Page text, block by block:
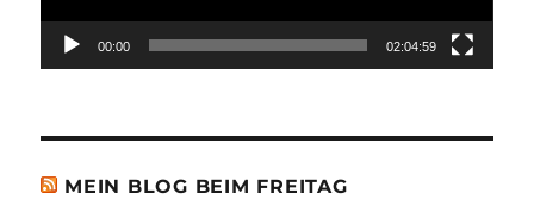
00:00 02:04:59
MEIN BLOG BEIM FREITAG